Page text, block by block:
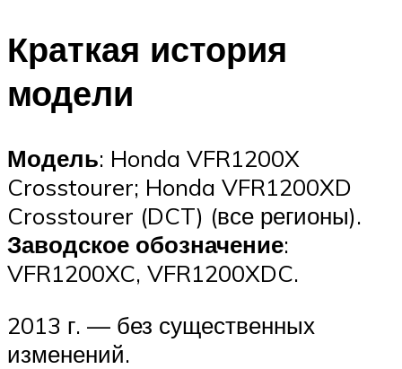
Краткая история
модели
Модель: Honda VFR1200X
Crosstourer; Honda VFR1200XD
Crosstourer (DCT) (все регионы).
Заводское обозначение:
VFR1200XC, VFR1200XDC.
2013 г. — без существенных
изменений.